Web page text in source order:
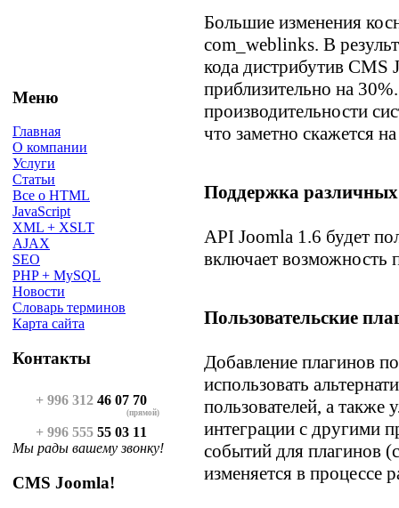
Меню
Главная
О компании
Услуги
Статьи
Все о HTML
JavaScript
XML + XSLT
AJAX
SEO
PHP + MySQL
Новости
Словарь терминов
Карта сайта
Контакты
+ 996 312 46 07 70
(прямой)
+ 996 555 55 03 11
Мы рады вашему звонку!
CMS Joomla!
Большие изменения
com_weblinks. В
кода дистрибутив
приблизительно на
производительности
что заметно скажется
Поддержка
API Joomla 1.6 будет
включает возможность
Пользовательские
Добавление плагинов
использовать
пользователей, а
интеграции с другими
событий для плагинов
изменяется в процессе